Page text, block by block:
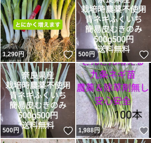
いいね！
1,290円 いいね！
500円
いいね！
500円 いいね！
1,988円